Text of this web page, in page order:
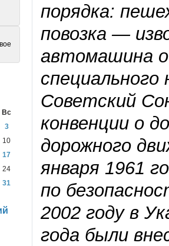
порядка:
повозка —
автомашина
специального
Советский
конвенции о
дорожного
января 1961
по
2002 году в
года были
Вс
3
10
17
24
31